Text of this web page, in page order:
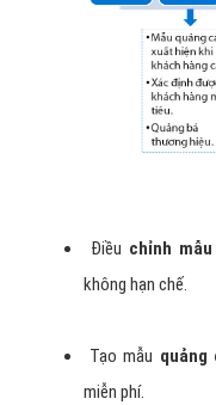
Điều chỉnh
không hạn chế.
Tạo mẫu quảng
miễn phí.